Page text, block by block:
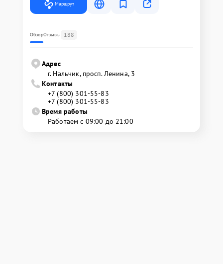
Маршрут
ОбзорОтзывы 188
Адрес
г. Нальчик, просп. Ленина, 3
Контакты
+7 (800) 301-55-83
+7 (800) 301-55-83
Время работы
Работаем с 09:00 до 21:00